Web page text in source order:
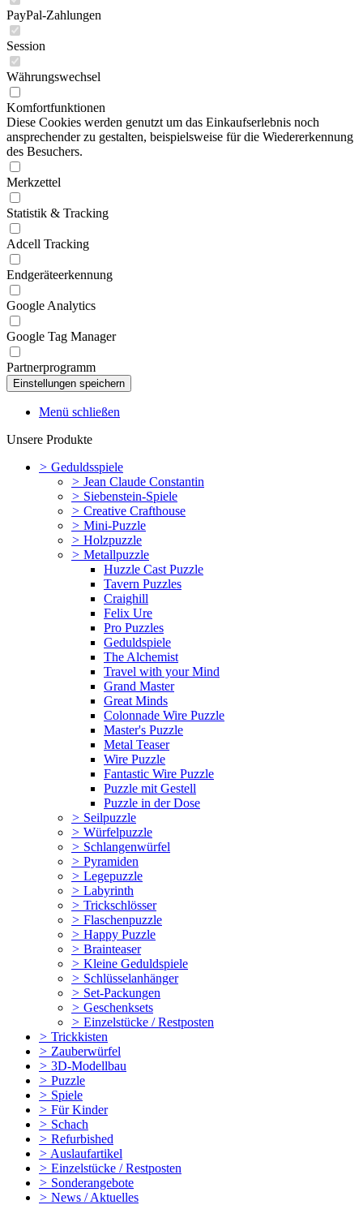
PayPal-Zahlungen
Session
Währungswechsel
Komfortfunktionen
Diese Cookies werden genutzt um das Einkaufserlebnis noch
ansprechender zu gestalten, beispielsweise für die Wiedererkennung
des Besuchers.
Merkzettel
Statistik & Tracking
Adcell Tracking
Endgeräteerkennung
Google Analytics
Google Tag Manager
Partnerprogramm
Menü schließen
Unsere Produkte
> Geduldsspiele
> Jean Claude Constantin
> Siebenstein-Spiele
> Creative Crafthouse
> Mini-Puzzle
> Holzpuzzle
> Metallpuzzle
Huzzle Cast Puzzle
Tavern Puzzles
Craighill
Felix Ure
Pro Puzzles
Geduldspiele
The Alchemist
Travel with your Mind
Grand Master
Great Minds
Colonnade Wire Puzzle
Master's Puzzle
Metal Teaser
Wire Puzzle
Fantastic Wire Puzzle
Puzzle mit Gestell
Puzzle in der Dose
> Seilpuzzle
> Würfelpuzzle
> Schlangenwürfel
> Pyramiden
> Legepuzzle
> Labyrinth
> Trickschlösser
> Flaschenpuzzle
> Happy Puzzle
> Brainteaser
> Kleine Geduldspiele
> Schlüsselanhänger
> Set-Packungen
> Geschenksets
> Einzelstücke / Restposten
> Trickkisten
> Zauberwürfel
> 3D-Modellbau
> Puzzle
> Spiele
> Für Kinder
> Schach
> Refurbished
> Auslaufartikel
> Einzelstücke / Restposten
> Sonderangebote
> News / Aktuelles